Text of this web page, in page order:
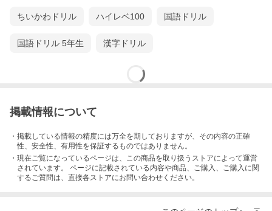
ちいかわドリル ハイレベ100 国語ドリル
国語ドリル 5年生 漢字ドリル
掲載情報について
・掲載している情報の精度には万全を期しておりますが、その内容の正確
性、安全性、有用性を保証するものではありません。
・現在ご覧になっているページは、この商品を取り扱うストアによって運営
されています。 ページに記載されている内容や商品、ご購入 、ご購入に関
するご質問は、直接各ストアにお問い合わせください。